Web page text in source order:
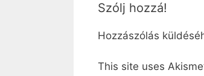
Szólj hozzá!
Hozzászólás
This site uses